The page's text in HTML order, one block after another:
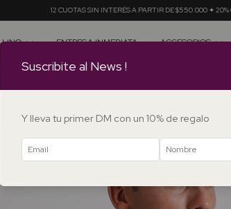
INTERÉS A PARTIR DE $550.000 ✦ 20% OFF EN TRANSFERENCIAS ✦
LINO ENTREGA INMEDIATA ACCESORIOS
Suscribite al News !
Y lleva tu primer DM con un 10% de regalo